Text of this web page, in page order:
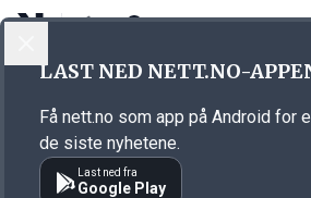
Annonsørinnhold
LAST NED NETT.NO-
Få nett.no som app på Android for
de siste nyhetene.
Last ned fra
Google Play